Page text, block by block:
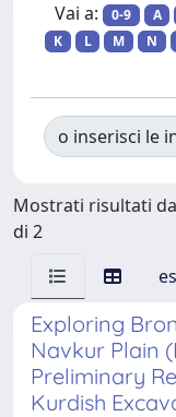
Vai a: 0-9 A
K
L M N
o inserisci le
Mostrati risultati
di 2
Exploring
Navkur Plain
Preliminary
Kurdish